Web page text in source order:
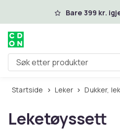
Hopp til hovedinnhold
Bare 399 kr.
Søk etter produkter
Startside Leker Dukker,
Leketøyssett